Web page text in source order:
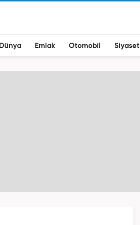
Dünya Emlak Otomobil Siyaset